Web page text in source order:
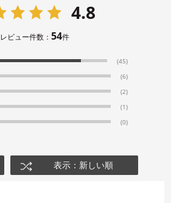
4.8
レビュー件数： 54件
(45)
(6)
(2)
(1)
(0)
表示：新しい順